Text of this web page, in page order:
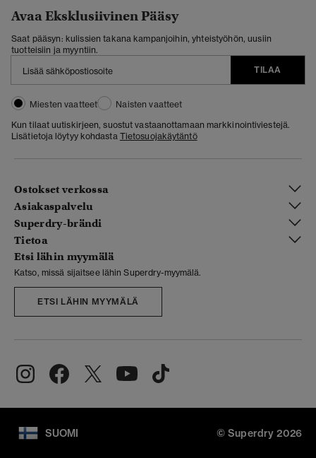
Avaa Eksklusiivinen Pääsy
Saat pääsyn: kulissien takana kampanjoihin, yhteistyöhön, uusiin
tuotteisiin ja myyntiin.
TILAA
Miesten vaatteet
Naisten vaatteet
Kun tilaat uutiskirjeen, suostut vastaanottamaan markkinointiviestejä.
Lisätietoja löytyy kohdasta Tietosuojakäytäntö
Ostokset verkossa
Asiakaspalvelu
Superdry-brändi
Tietoa
Etsi lähin myymälä
Katso, missä sijaitsee lähin Superdry-myymälä.
ETSI LÄHIN MYYMÄLÄ
SUOMI © Superdry 2026